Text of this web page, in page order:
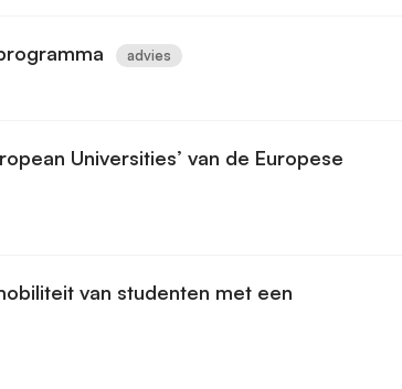
advies
Universities’ van de Europese
van studenten met een